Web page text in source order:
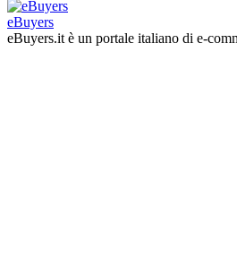
eBuyers
eBuyers.it è un portale italiano di